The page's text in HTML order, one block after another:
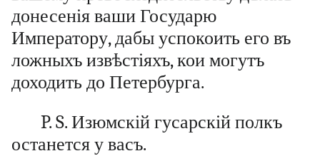
донесенія ваши Государю
Императору, дабы успокоить его въ
ложныхъ извѣстіяхъ, кои могутъ
доходить до Петербурга.
P. S. Изюмскій гусарскій полкъ
останется у васъ.